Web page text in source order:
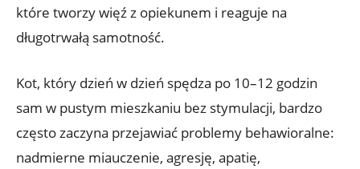
które tworzy więź z opiekunem i reaguje na
długotrwałą samotność.
Kot, który dzień w dzień spędza po 10–12 godzin
sam w pustym mieszkaniu bez stymulacji, bardzo
często zaczyna przejawiać problemy behawioralne:
nadmierne miauczenie, agresję, apatię,